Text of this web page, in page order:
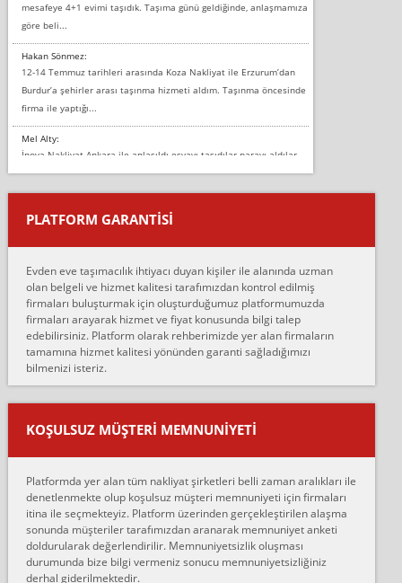
mesafeye 4+1 evimi taşıdık. Taşıma günü geldiğinde, anlaşmamıza
göre beli...
Hakan Sönmez:
12-14 Temmuz tarihleri arasında Koza Nakliyat ile Erzurum’dan
Burdur’a şehirler arası taşınma hizmeti aldım. Taşınma öncesinde
firma ile yaptığı...
Mel Alty:
İnova Nakliyat Ankara ile anlaşıldı eşyayı taşıdılar parayı aldılar.
Salon duvarına bir baktım birisi boydan alüminyum renkli bantı
yapıştırm...
Murat:
çalıştıklarını, müş...
Ahmet:
Lüleburgaz güngünes evden eve naklyat eşyalarımı taşımak için
anlaştık sabah eve geldiklerinde de eşyalarımı düzgün şekilde
sarcaz demelerine r...
mehmet güldü:
Ankara ALİCANLAR NAKLİYAT Tutarsız ve ticari ahlak problemleri
var verdikleri fiyat teklifini arttırdılar. Sonrasında taşıma gününde
oldukça tutarsı...
Ankara Alicanlar naklyat tel 5465524025. 2600 TL'ye ankaradan
Konya ya Alicanlar naklyat la anlaştık bu şahıs evin taşınacağı gün
fiyatın mazoto gele...
Fatih kokmese:
Diyarbakır dan eşyamı getirtmek için anlaştım sözleşme yaptım.
PLATFORM GARANTİSİ
Evden eve taşımacılık ihtiyacı duyan kişiler ile alanında uzman
olan belgeli ve hizmet kalitesi tarafımızdan kontrol edilmiş
firmaları buluşturmak için oluşturduğumuz platformumuzda
firmaları arayarak hizmet ve fiyat konusunda bilgi talep
edebilirsiniz. Platform olarak rehberimizde yer alan firmaların
tamamına hizmet kalitesi yönünden garanti sağladığımızı
bilmenizi isteriz.
KOŞULSUZ MÜŞTERI MEMNUNIYETI
Platformda yer alan tüm nakliyat şirketleri belli zaman aralıkları ile
denetlenmekte olup koşulsuz müşteri memnuniyeti için firmaları
itina ile seçmekteyiz. Platform üzerinden gerçekleştirilen alaşma
sonunda müşteriler tarafımızdan aranarak memnuniyet anketi
doldurularak değerlendirilir. Memnuniyetsizlik oluşması
durumunda bize bilgi vermeniz sonucu memnuniyetsizliğiniz
derhal giderilmektedir.